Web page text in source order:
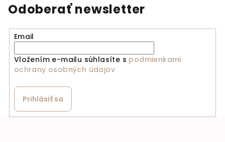
Odoberať newsletter
Email
Vložením e-mailu súhlasíte s podmienkami
ochrany osobných údajov
Prihlásiť sa